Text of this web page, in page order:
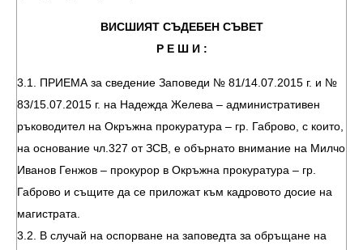
ВИСШИЯТ СЪДЕБЕН СЪВЕТ
Р Е Ш И :
3.1. ПРИЕМА за сведение Заповеди № 81/14.07.2015 г. и №
83/15.07.2015 г. на Надежда Желева – административен
ръководител на Окръжна прокуратура – гр. Габрово, с които,
на основание чл.327 от ЗСВ, е обърнато внимание на Милчо
Иванов Генжов – прокурор в Окръжна прокуратура – гр.
Габрово и същите да се приложат към кадровото досие на
магистрата.
3.2. В случай на оспорване на заповедта за обръщане на